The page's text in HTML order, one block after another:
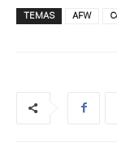
TEMAS AFW